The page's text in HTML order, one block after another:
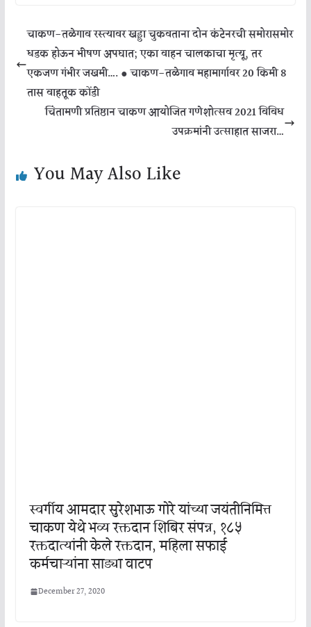
चाकण-तळेगाव रस्त्यावर खड्डा चुकवताना दोन कंटेनरची समोरासमोर
धडक होऊन भीषण अपघात; एका वाहन चालकाचा मृत्यू, तर
एकजण गंभीर जखमी…. ● चाकण-तळेगाव महामार्गावर 20 किमी 8
तास वाहतूक कोंडी
चिंतामणी प्रतिष्ठान चाकण आयोजित गणेशोत्सव 2021 विविध
उपक्रमांनी उत्साहात साजरा…
You May Also Like
स्वर्गीय आमदार सुरेशभाऊ गोरे यांच्या जयंतीनिमित्त
चाकण येथे भव्य रक्तदान शिबिर संपन्न, १८५
रक्तदात्यांनी केले रक्तदान, महिला सफाई
कर्मचाऱ्यांना साड्या वाटप
December 27, 2020